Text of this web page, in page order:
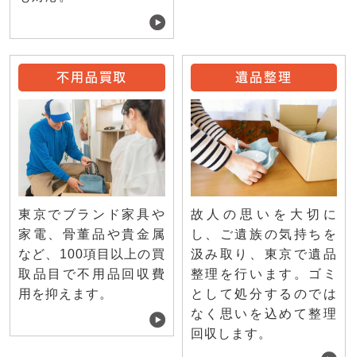
不用品買取
東京でブランド家具や
家電、骨董品や貴金属
など、100項目以上の買
取品目で不用品回収費
用を抑えます。
遺品整理
故人の思いを大切に
し、ご遺族の気持ちを
汲み取り、東京で遺品
整理を行います。ゴミ
として処分するのでは
なく思いを込めて整理
回収します。